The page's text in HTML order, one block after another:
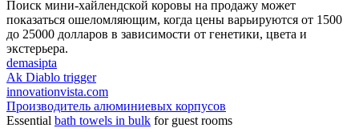
Поиск мини-хайлендской коровы на продажу может
показаться ошеломляющим, когда цены варьируются от 1500
до 25000 долларов в зависимости от генетики, цвета и
экстерьера.
demasipta
Ak Diablo trigger
innovationvista.com
Производитель алюминиевых корпусов
Essential bath towels in bulk for guest rooms